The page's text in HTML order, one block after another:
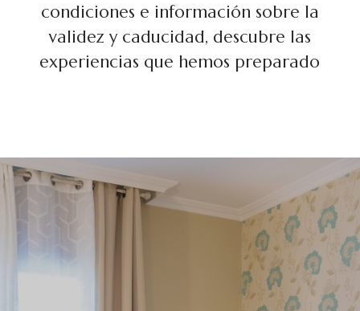
condiciones e información sobre la
validez y caducidad, descubre las
experiencias que hemos preparado